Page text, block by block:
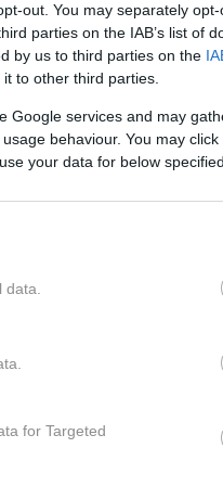
out. You may separately
parties on the IAB’s list of
by us to third parties on the
to other third parties.
Google services and may
behaviour. You may
your data for below
for Targeted
se da
želodce so zagotovo
že delno pripravljeni,
Kupci tako dobijo toplo,
potrošniška
peciv s semeni, za
poroča portal